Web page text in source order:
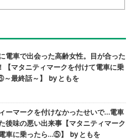
電車で出会った高齢女性。目が合った
【マタニティマークを付けて電車に乗
最終話～】 by ともを
ーマークを付けなかったせいで…電車
後味の悪い出来事【マタニティマーク
車に乗ったら…⑤】 by ともを